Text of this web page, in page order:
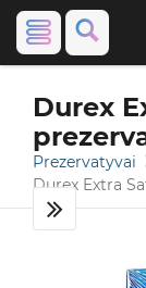
Durex
Prezervatyvai
Durex Extra